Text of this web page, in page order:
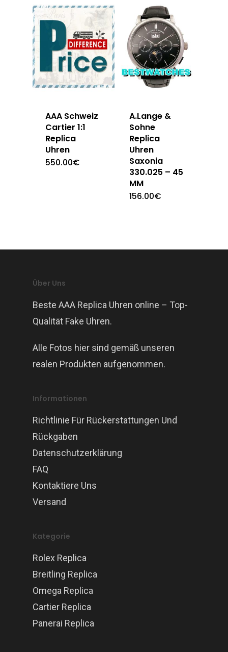
AAA Schweiz
Cartier 1:1
Replica
Uhren
550.00€
A.Lange &
Sohne
Replica
Uhren
Saxonia
330.025 – 45
MM
156.00€
Über Uns
Beste AAA Replica Uhren online – Top-
Qualität Fake Uhren.
Alle Fotos hier sind gemäß unseren
realen Produkten aufgenommen.
Informationen
Richtlinie Für Rückerstattungen Und
Rückgaben
Datenschutzerklärung
FAQ
Kontaktiere Uns
Versand
Kategorie
Rolex Replica
Breitling Replica
Omega Replica
Cartier Replica
Panerai Replica